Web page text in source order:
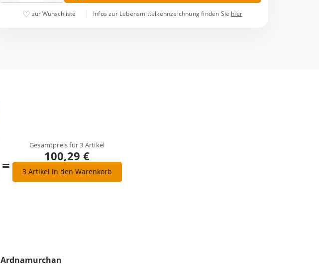
zur Wunschliste Infos zur Lebensmittelkennzeichnung finden Sie hier
=
Gesamtpreis für3 Artikel
100,29 €
3Artikel in den Warenkorb
Ardnamurchan